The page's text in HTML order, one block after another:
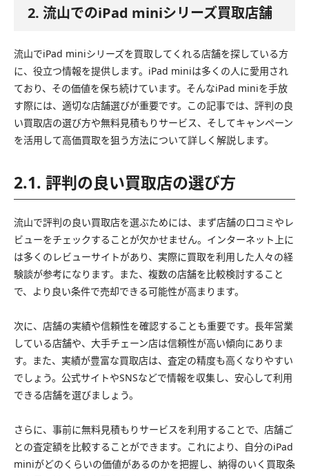
2. 流山でのiPad miniシリーズ買取店舗
流山でiPad miniシリーズを買取してくれる店舗を探している方
に、役立つ情報を提供します。iPad miniは多くの人に愛用され
ており、その価値を保ち続けています。そんなiPad miniを手放
す際には、適切な店舗選びが重要です。この記事では、評判の良
い買取店の選び方や無料見積もりサービス、そしてキャンペーン
を活用して高価買取を狙う方法について詳しく解説します。
2.1. 評判の良い買取店の選び方
流山で評判の良い買取店を選ぶためには、まず店舗の口コミやレ
ビューをチェックすることが欠かせません。インターネット上に
は多くのレビューサイトがあり、実際に買取を利用した人々の経
験談が参考になります。また、複数の店舗を比較検討すること
で、より良い条件で売却できる可能性が高まります。
次に、店舗の実績や信頼性を確認することも重要です。長年営業
している店舗や、大手チェーン店は信頼性が高い傾向にありま
す。また、実績が豊富な買取店は、査定の精度も高くなりやすい
でしょう。公式サイトやSNSなどで情報を収集し、安心して利用
できる店舗を選びましょう。
さらに、事前に無料見積もりサービスを利用することで、店舗ご
との査定額を比較することができます。これにより、自分のiPad
miniがどのくらいの価値があるのかを把握し、納得のいく買取条